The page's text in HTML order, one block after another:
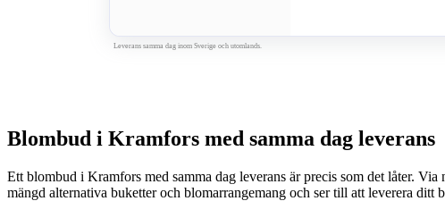
Leverans samma dag inom Sverige och utomlands.
Blombud i Kramfors med samma dag leverans
Ett blombud i Kramfors med samma dag leverans är precis som det låter. Via nätet
mängd alternativa buketter och blomarrangemang och ser till att leverera